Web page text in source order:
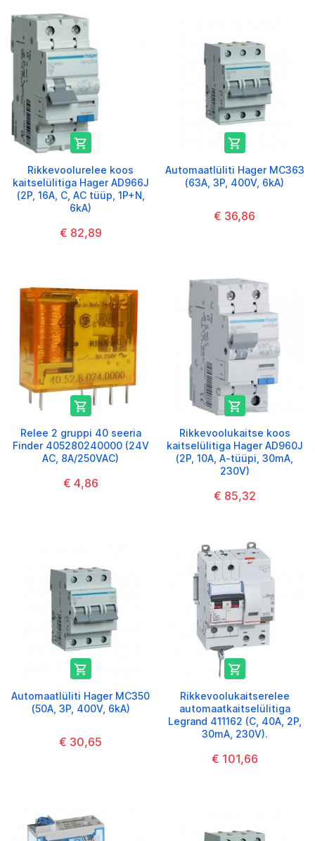

Rikkevoolurelee koos
kaitselülitiga Hager AD966J
(2P, 16A, C, AC tüüp, 1P+N,
6kA)
€ 82,89

Automaatlüliti Hager MC363
(63A, 3P, 400V, 6kA)
€ 36,86

Relee 2 gruppi 40 seeria
Finder 405280240000 (24V
AC, 8A/250VAC)
€ 4,86

Rikkevoolukaitse koos
kaitselülitiga Hager AD960J
(2P, 10A, A-tüüpi, 30mA,
230V)
€ 85,32

Automaatlüliti Hager MC350
(50A, 3P, 400V, 6kA)
€ 30,65

Rikkevoolukaitserelee
automaatkaitselülitiga
Legrand 411162 (C, 40A, 2P,
30mA, 230V).
€ 101,66